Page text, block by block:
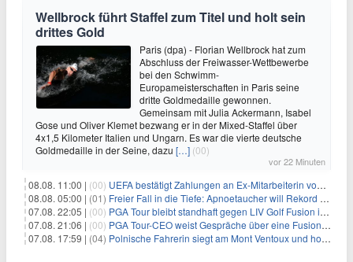
Wellbrock führt Staffel zum Titel und holt sein
drittes Gold
Paris (dpa) - Florian Wellbrock hat zum
Abschluss der Freiwasser-Wettbewerbe
bei den Schwimm-
Europameisterschaften in Paris seine
dritte Goldmedaille gewonnen.
Gemeinsam mit Julia Ackermann, Isabel
Gose und Oliver Klemet bezwang er in der Mixed-Staffel über
4x1,5 Kilometer Italien und Ungarn. Es war die vierte deutsche
Goldmedaille in der Seine, dazu […] (00)
vor 22 Minuten
08.08. 11:00 | (00) UEFA bestätigt Zahlungen an Ex-Mitarbeiterin von Infantino
08.08. 05:00 | (01) Freier Fall in die Tiefe: Apnoetaucher will Rekord brechen
07.08. 22:05 | (00) PGA Tour bleibt standhaft gegen LIV Golf Fusion in einem sich wandelnden Sportumfeld
07.08. 21:06 | (00) PGA Tour-CEO weist Gespräche über eine Fusion mit LIV Golf zurück und bekräftigt die Wettbewerbslandschaft
07.08. 17:59 | (04) Polnische Fahrerin siegt am Mont Ventoux und holt Tour-Gelb